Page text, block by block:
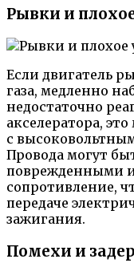
Рывки и
Если двигатель
газа, медленно
недостаточно
акселератора,
с
Провода могут
поврежденными
сопротивление,
передаче
зажигания.
Помехи и